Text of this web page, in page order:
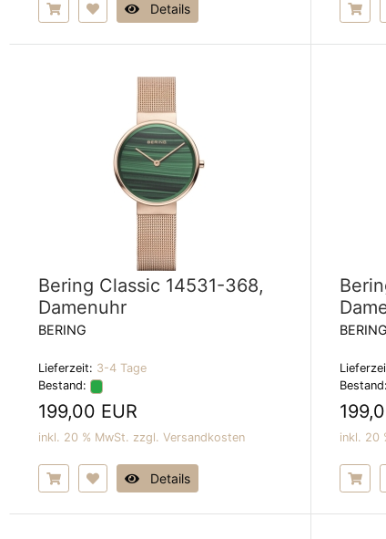
Details
Bering Classic 14531-368,
Damenuhr
BERING
Lieferzeit: 3-4 Tage
Bestand:
199,00 EUR
inkl. 20 % MwSt. zzgl. Versandkosten
Details
BERING
Bestand:
inkl. 20